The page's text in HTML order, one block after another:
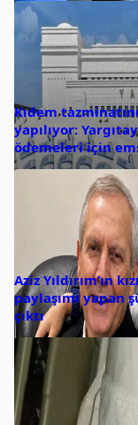
Kıdem
yapılıyor:
ödemeleri için
Aziz Yıldırım’ın
paylaşımı yapan
çıktı